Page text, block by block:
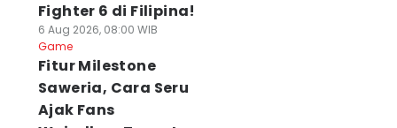
Fighter 6 di Filipina!
6 Aug 2026, 08:00 WIB
Game
Fitur Milestone
Saweria, Cara Seru
Ajak Fans